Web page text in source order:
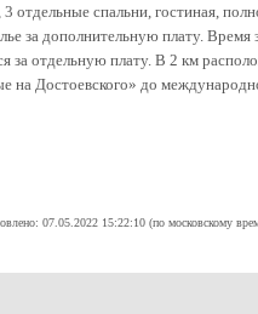
отдельные спальни, гостиная,
за дополнительную плату.
за отдельную плату. В 2 км
на Достоевского» до
07.05.2022 15:22:10 (по московскому